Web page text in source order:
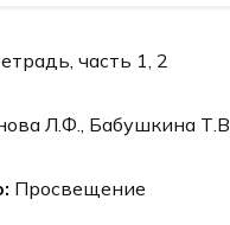
часть 1, 2
Л.Ф., Бабушкина Т.В.
Просвещение